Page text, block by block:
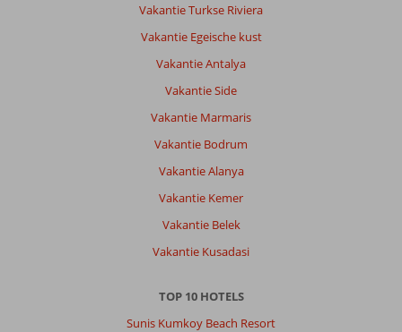
Vakantie Turkse Riviera
Vakantie Egeische kust
Vakantie Antalya
Vakantie Side
Vakantie Marmaris
Vakantie Bodrum
Vakantie Alanya
Vakantie Kemer
Vakantie Belek
Vakantie Kusadasi
TOP 10 HOTELS
Sunis Kumkoy Beach Resort